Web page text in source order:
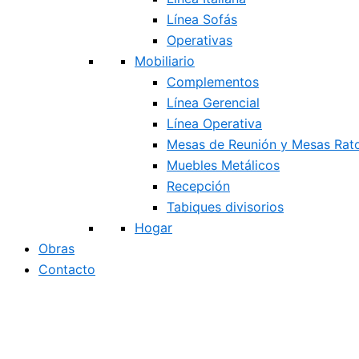
Línea Sofás
Operativas
Mobiliario
Complementos
Línea Gerencial
Línea Operativa
Mesas de Reunión y Mesas
Muebles Metálicos
Recepción
Tabiques divisorios
Hogar
Obras
Contacto